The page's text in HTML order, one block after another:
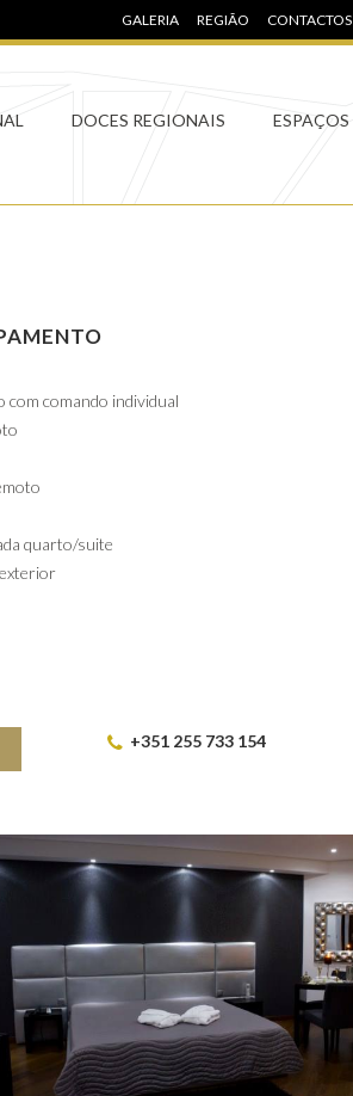
GALERIA REGIÃO CONTACTOS
DOCES REGIONAIS ESPAÇOS
com comando individual
quarto/suite
+351 255 733 154